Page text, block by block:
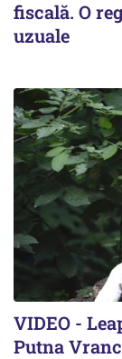
fiscală. O
uzuale
VIDEO -
Putna